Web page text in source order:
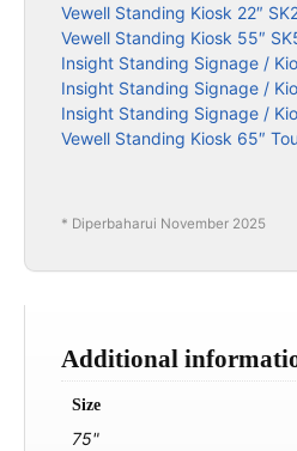
Vewell Standing Kiosk 22″
Vewell Standing Kiosk 55″
Insight Standing Signage /
Insight Standing Signage /
Insight Standing Signage /
Vewell Standing Kiosk 65″
* Diperbaharui November 2025
Additional
Size
75"